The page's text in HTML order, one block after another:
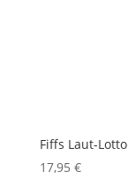
Fiffs Laut-Lotto
17,95 €